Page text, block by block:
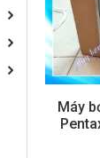
Máy